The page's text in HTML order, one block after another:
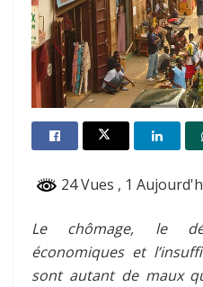
24 Vues , 1
Le chômage, le
économiques et
sont autant de maux